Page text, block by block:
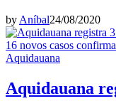
by Aníbal24/08/2020
Aquidauana
Aquidauana